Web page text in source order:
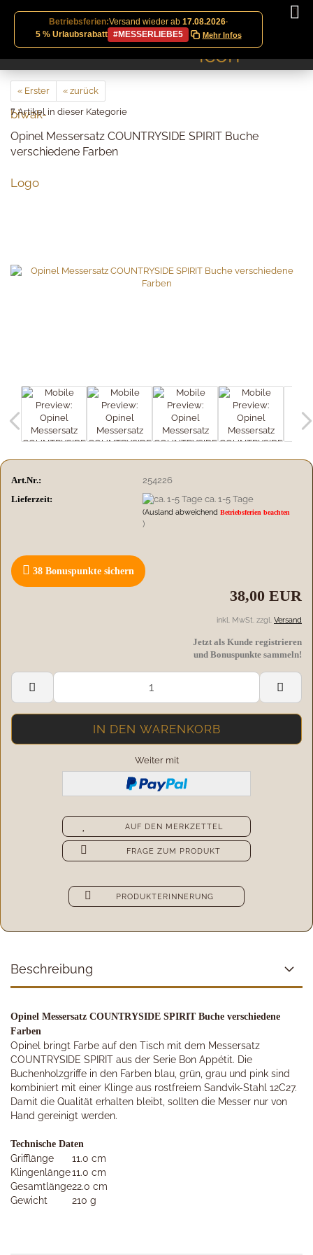
Betriebsferien:Versand wieder ab 17.08.2026·
5 % Urlaubsrabatt
#MESSERLIEBE5 Mehr Infos
« Erster
« zurück
7Artikel in dieser Kategorie
Opinel Messersatz COUNTRYSIDE SPIRIT Buche
verschiedene Farben
Art.Nr.:
254226
Lieferzeit:
ca. 1-5 Tage
(Ausland abweichendBetriebsferien beachten
)
38 Bonuspunkte sichern
38,00 EUR
inkl. MwSt. zzgl. Versand
Jetzt als Kunde registrieren
und Bonuspunkte sammeln!
Weiter mit
AUF DEN MERKZETTEL
FRAGE ZUM PRODUKT
PRODUKTERINNERUNG
Beschreibung
Opinel Messersatz COUNTRYSIDE SPIRIT Buche verschiedene
Farben
Opinel bringt Farbe auf den Tisch mit dem Messersatz
COUNTRYSIDE SPIRIT aus der Serie Bon Appétit. Die
Buchenholzgriffe in den Farben blau, grün, grau und pink sind
kombiniert mit einer Klinge aus rostfreiem Sandvik-Stahl 12C27.
Damit die Qualität erhalten bleibt, sollten die Messer nur von
Hand gereinigt werden.
Technische Daten
Grifflänge
11.0 cm
Klingenlänge11.0 cm
Gesamtlänge22.0 cm
Gewicht
210 g